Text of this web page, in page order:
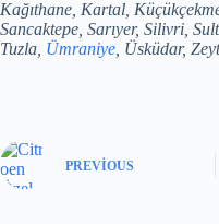
Kağıthane, Kartal,
Sancaktepe, Sarıyer, Silivri,
Tuzla, Ümraniye , Üsküdar,
PREVIOUS